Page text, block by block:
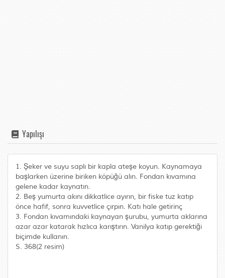
Yapılışı
1. Şeker ve suyu saplı bir kapla ateşe koyun. Kaynamaya
başlarken üzerine biriken köpüğü alın. Fondan kıvamına
gelene kadar kaynatın.
2. Beş yumurta akını dikkatlice ayırın, bir fiske tuz katıp
önce hafif, sonra kuvvetlice çırpın. Katı hale getirinç
3. Fondan kıvamındaki kaynayan şurubu, yumurta aklarına
azar azar katarak hızlıca karıştırın. Vanilya katıp gerektiği
biçimde kullanın.
S. 368(2 resim)